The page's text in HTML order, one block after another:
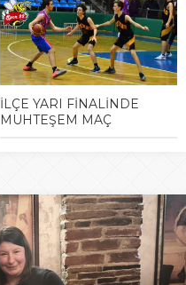
İLÇE YARI FİNALİNDE
MUHTEŞEM MAÇ